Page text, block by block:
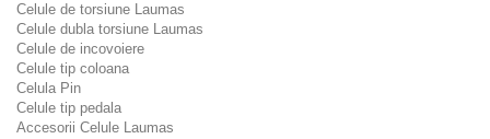
Celule de torsiune Laumas
Celule dubla torsiune Laumas
Celule de incovoiere
Celule tip coloana
Celula Pin
Celule tip pedala
Accesorii Celule Laumas